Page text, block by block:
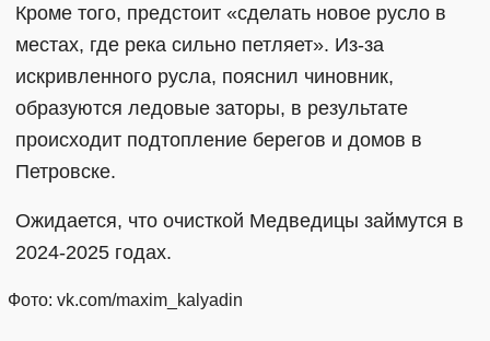
Кроме того, предстоит «сделать новое русло в
местах, где река сильно петляет». Из-за
искривленного русла, пояснил чиновник,
образуются ледовые заторы, в результате
происходит подтопление берегов и домов в
Петровске.
Ожидается, что очисткой Медведицы займутся в
2024-2025 годах.
Фото: vk.com/maxim_kalyadin